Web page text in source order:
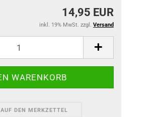
14,95 EUR
inkl. 19% MwSt. zzgl. Versand
AUF DEN MERKZETTEL